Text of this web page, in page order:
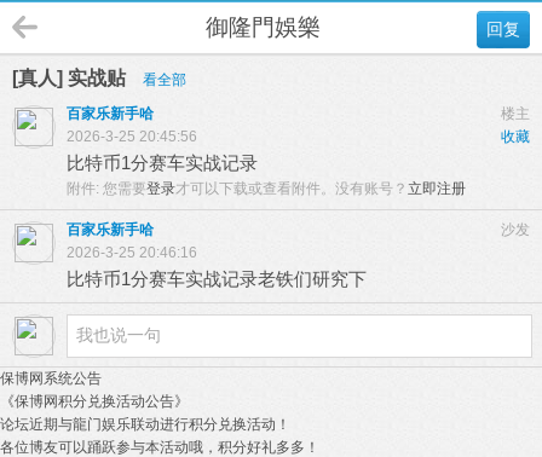
回复
御隆門娛樂
[真人] 实战贴
看全部
楼主
百家乐新手哈
收藏
2026-3-25 20:45:56
比特币1分赛车实战记录
附件: 您需要登录才可以下载或查看附件。没有账号？ 立即注册
沙发
百家乐新手哈
2026-3-25 20:46:16
比特币1分赛车实战记录老铁们研究下
保博网系统公告
《保博网积分兑换活动公告》
论坛近期与龍门娱乐联动进行积分兑换活动！
各位博友可以踊跃参与本活动哦，积分好礼多多！